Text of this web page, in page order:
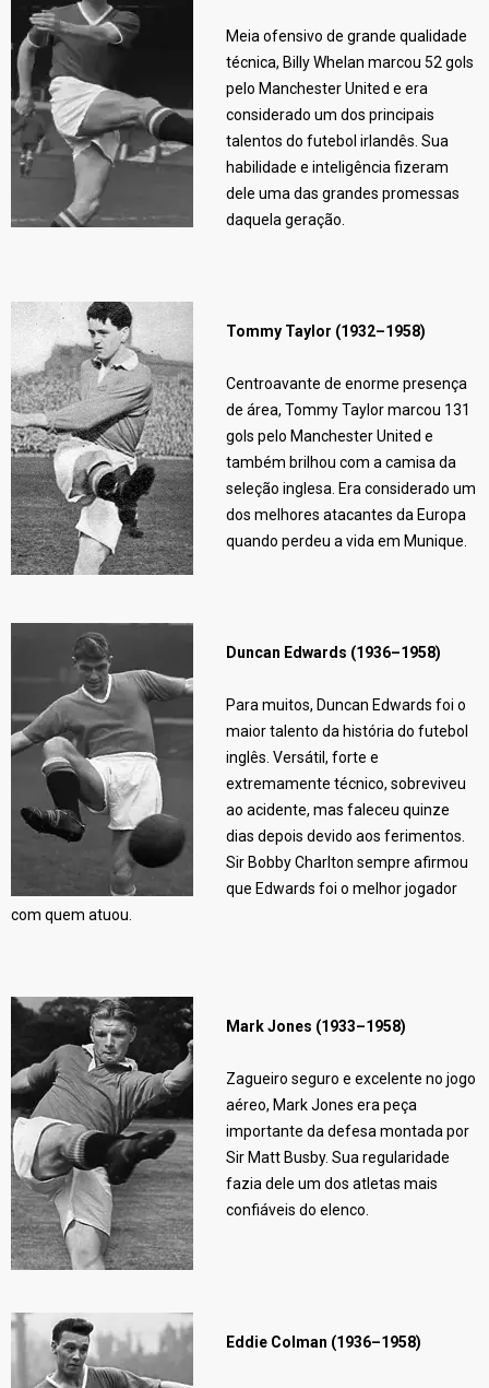
Meia ofensivo de grande qualidade
técnica, Billy Whelan marcou 52 gols
pelo Manchester United e era
considerado um dos principais
talentos do futebol irlandês. Sua
habilidade e inteligência fizeram
dele uma das grandes promessas
daquela geração.
Tommy Taylor (1932–1958)
Centroavante de enorme presença
de área, Tommy Taylor marcou 131
gols pelo Manchester United e
também brilhou com a camisa da
seleção inglesa. Era considerado um
dos melhores atacantes da Europa
quando perdeu a vida em Munique.
Duncan Edwards (1936–1958)
Para muitos, Duncan Edwards foi o
maior talento da história do futebol
inglês. Versátil, forte e
extremamente técnico, sobreviveu
ao acidente, mas faleceu quinze
dias depois devido aos ferimentos.
Sir Bobby Charlton sempre afirmou
que Edwards foi o melhor jogador
com quem atuou.
Mark Jones (1933–1958)
Zagueiro seguro e excelente no jogo
aéreo, Mark Jones era peça
importante da defesa montada por
Sir Matt Busby. Sua regularidade
fazia dele um dos atletas mais
confiáveis do elenco.
Eddie Colman (1936–1958)